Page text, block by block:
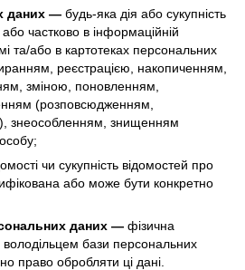
даних — будь-яка дія або сукупність
частково в інформаційній
та/або в картотеках персональних
реєстрацією, накопиченням,
зміною, поновленням,
(розповсюдженням,
знеособленням, знищенням
чи сукупність відомостей про
або може бути конкретно
даних — фізична
бази персональних
право обробляти ці дані.